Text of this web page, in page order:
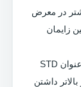
در معرض
زایمان
(عفونت های منتقله از راه مقاربتی)-همچنین به عنوان STD
داشتن